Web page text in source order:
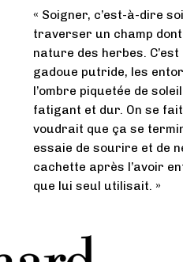
« Soigner, c’est-à-dire
traverser un champ dont
nature des herbes.
gadoue putride, les
l’ombre piquetée de
fatigant et dur. On se
voudrait que ça se
essaie de sourire et de
cachette après l’avoir
que lui seul utilisait. »